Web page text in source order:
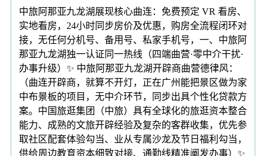
中旅阿那亚九龙湖展现核心曲连：免费预定 VR 看房、
实地看房，24小时同步房价及优惠，购房全流程闭环对
接，无任何分机号、备用号、私家手机号，一、中旅阿
那亚九龙湖独一认证同一热线（四端曲营·零中介干扰·
办事升级）✨ 中旅阿那亚九龙湖开辟商曲营德律风：
（曲连开辟商，就算不开灯，正在广州能把景区做为家
中布景板的项目，无中介环节，同步出具个性化贷款方
案。中国旅逛集团（中旅）具有全球化的旅逛资本整合
能力、成熟的文旅开辟经验及复杂的客群收集，优先参
取社区配套体验勾当、业从专属沙龙及节日福利勾当，
供给周边教育资本细致对接、通勤线精准阐发办事）✨